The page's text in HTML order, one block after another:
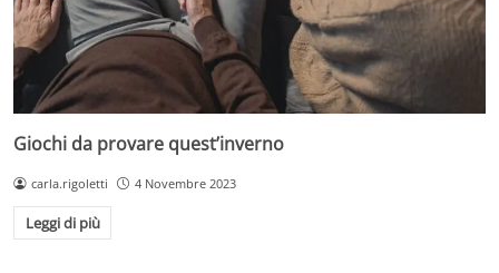
Giochi da provare quest’inverno
carla.rigoletti 4 Novembre 2023
Leggi di più